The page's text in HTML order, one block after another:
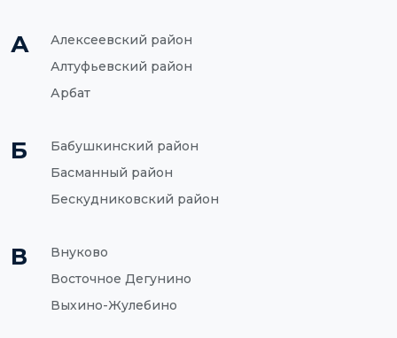
А
Алексеевский район
Алтуфьевский район
Арбат
Б
Бабушкинский район
Басманный район
Бескудниковский район
В
Внуково
Восточное Дегунино
Выхино-Жулебино